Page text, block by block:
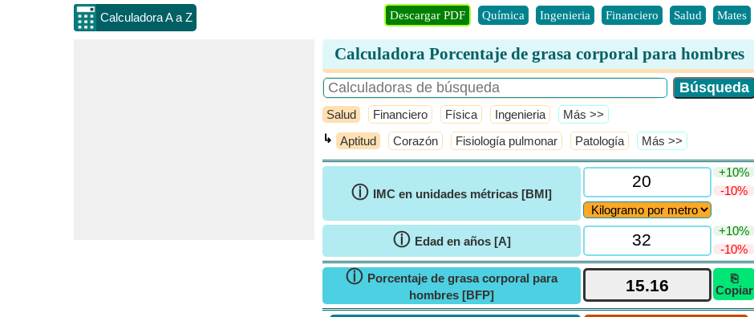
Calculadora A a Z Descargar PDF Química Ingenieria Financiero Salud Mates
Calculadora Porcentaje de grasa corporal para hombres
Salud Financiero Física Ingenieria ​Más >>
↳ Aptitud Corazón Fisiología pulmonar Patología ​Más >>
ⓘ IMC en unidades métricas [BMI]
+10%
-10%
ⓘ Edad en años [A]
+10%
-10%
ⓘ Porcentaje de grasa corporal para
hombres [BFP]
⎘
Copiar